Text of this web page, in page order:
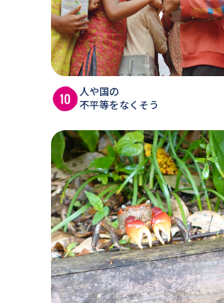
人や国の
不平等をなくそう